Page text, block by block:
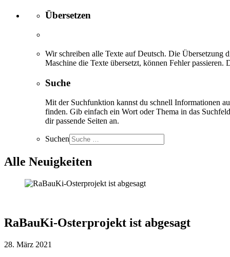
Übersetzen
Wir schreiben alle Texte auf Deutsch. Die Übersetzung
Maschine die Texte übersetzt, können Fehler passieren.
Suche
Mit der Suchfunktion kannst du schnell Informationen
finden. Gib einfach ein Wort oder Thema in das
dir passende Seiten an.
Suchen
Alle Neuigkeiten
RaBauKi-Osterprojekt ist abgesagt
28. März 2021